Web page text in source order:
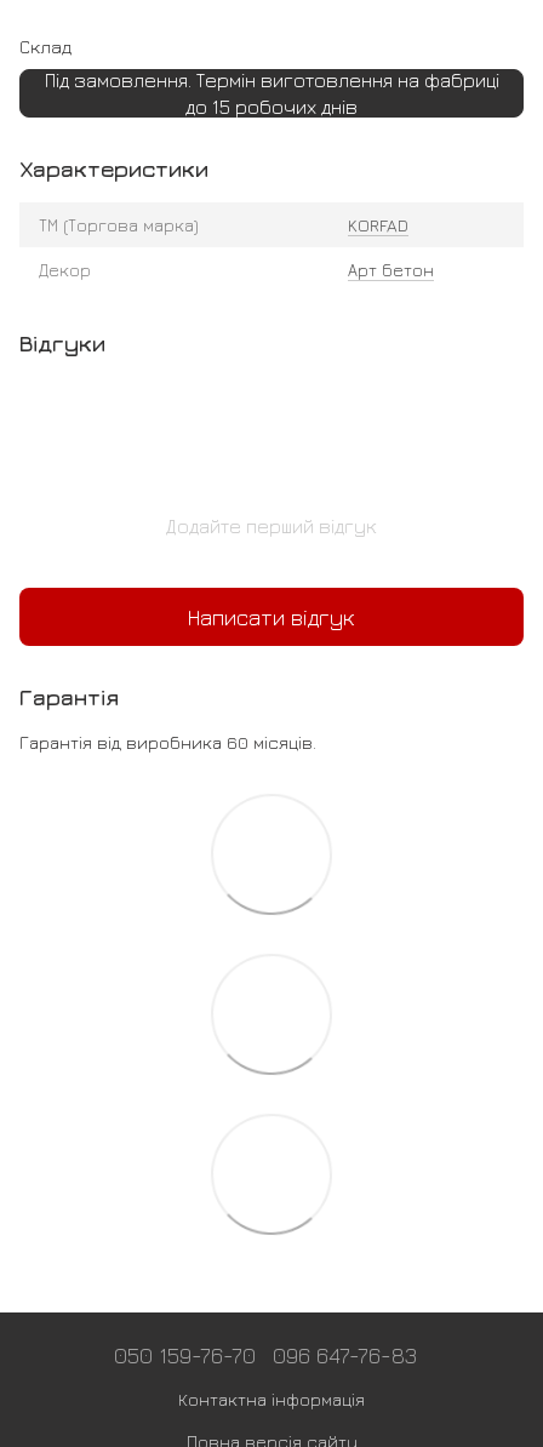
Склад
Під замовлення. Термін виготовлення на фабриці
до 15 робочих днів
Характеристики
ТМ (Торгова марка) KORFAD
Декор Арт бетон
Відгуки
Додайте перший відгук
Написати відгук
Гарантія
Гарантія від виробника 60 місяців.
050 159-76-70 096 647-76-83
Контактна інформація
Повна версія сайту